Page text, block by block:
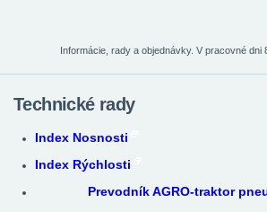
Informácie, rady a objednávky. V pracovné dni
Technické rady
Index Nosnosti
Index Rýchlosti
Prevodník AGRO-traktor